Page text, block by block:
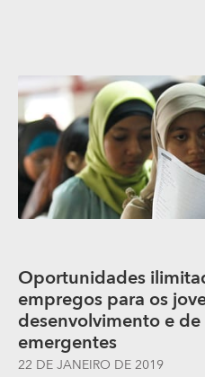
Oportunidades
empregos para os
desenvolvimento e
emergentes
22 DE JANEIRO DE 2019